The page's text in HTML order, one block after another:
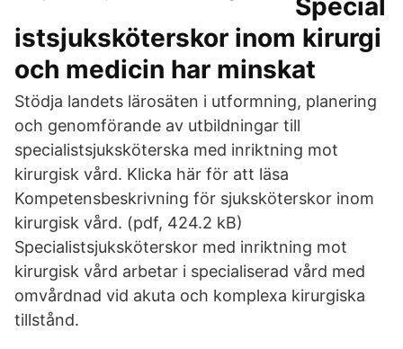
Special
istsjuksköterskor inom kirurgi
och medicin har minskat
Stödja landets lärosäten i utformning, planering
och genomförande av utbildningar till
specialistsjuksköterska med inriktning mot
kirurgisk vård. Klicka här för att läsa
Kompetensbeskrivning för sjuksköterskor inom
kirurgisk vård. (pdf, 424.2 kB)
Specialistsjuksköterskor med inriktning mot
kirurgisk vård arbetar i specialiserad vård med
omvårdnad vid akuta och komplexa kirurgiska
tillstånd.